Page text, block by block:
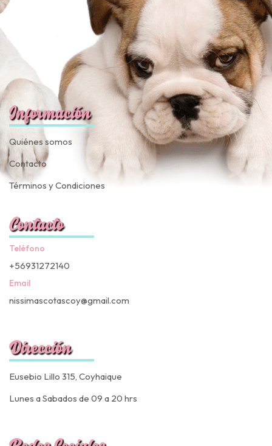
Información
Quiénes somos
Contacto
Términos y Condiciones
Contacto
Teléfono
+56931272140
Email
nissimascotascoy@gmail.com
Dirección
Eusebio Lillo 315, Coyhaique
Lunes a Sabados de 09 a 20 hrs